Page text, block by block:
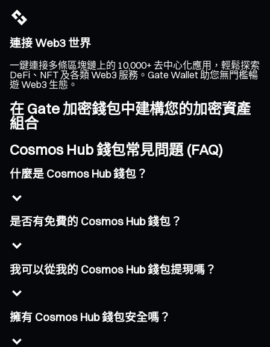
連接 Web3 世界
一鍵連接多條區塊鏈上的 10,000+ 去中心化應用，輕鬆探索
DeFi、NFT 及各類 Web3 服務。Gate Wallet 助您無門檻暢
遊 Web3 生態。
在 Gate 加密錢包中建構您的加密資產
組合
Cosmos Hub 錢包常見問題 (FAQ)
什麼是 Cosmos Hub 錢包？
是否有免費的 Cosmos Hub 錢包？
我可以從我的 Cosmos Hub 錢包提現嗎？
擁有 Cosmos Hub 錢包安全嗎？